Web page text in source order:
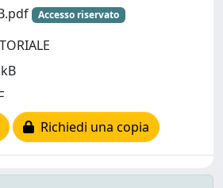
Accesso riservato
Richiedi una copia